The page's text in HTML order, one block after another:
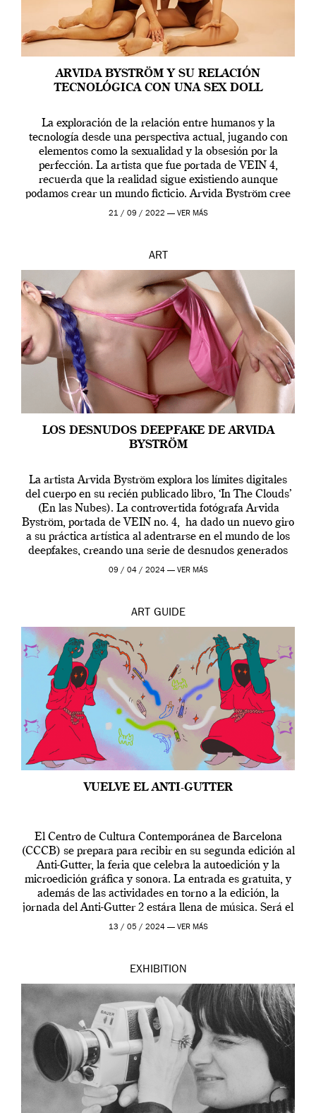
ARVIDA BYSTRÖM Y SU RELACIÓN
TECNOLÓGICA CON UNA SEX DOLL
La exploración de la relación entre humanos y la
tecnología desde una perspectiva actual, jugando con
elementos como la sexualidad y la obsesión por la
perfección. La artista que fue portada de VEIN 4,
recuerda que la realidad sigue existiendo aunque
podamos crear un mundo ficticio. Arvida Byström cree
que los humanos tienen un complejo […]
21 / 09 / 2022 — VER MÁS
ART
LOS DESNUDOS DEEPFAKE DE ARVIDA
BYSTRÖM
La artista Arvida Byström explora los límites digitales
del cuerpo en su recién publicado libro, ‘In The Clouds’
(En las Nubes). La controvertida fotógrafa Arvida
Byström, portada de VEIN no. 4, ha dado un nuevo giro
a su práctica artística al adentrarse en el mundo de los
deepfakes, creando una serie de desnudos generados
por […]
09 / 04 / 2024 — VER MÁS
ART GUIDE
VUELVE EL ANTI-GUTTER
El Centro de Cultura Contemporánea de Barcelona
(CCCB) se prepara para recibir en su segunda edición al
Anti-Gutter, la feria que celebra la autoedición y la
microedición gráfica y sonora. La entrada es gratuita, y
además de las actividades en torno a la edición, la
jornada del Anti-Gutter 2 estára llena de música. Será el
[…]
13 / 05 / 2024 — VER MÁS
EXHIBITION